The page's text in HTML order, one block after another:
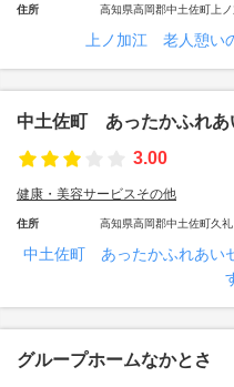
住所 高知県高岡郡中土佐町上
上ノ加江 老人憩い
中土佐町 あったかふれあ
3.00
健康・美容サービスその他
住所 高知県高岡郡中土佐町久
中土佐町 あったかふれあい
グループホームなかとさ